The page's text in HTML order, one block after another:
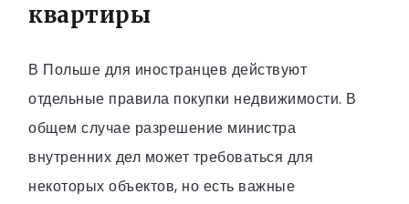
квартиры
В Польше для иностранцев действуют
отдельные правила покупки недвижимости. В
общем случае разрешение министра
внутренних дел может требоваться для
некоторых объектов, но есть важные